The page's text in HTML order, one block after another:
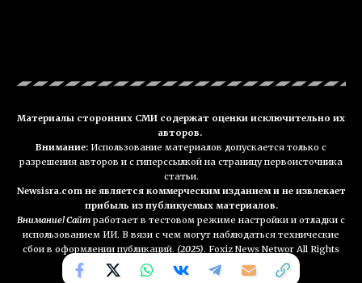
Материалы сторонних СМИ содержат оценки исключительно их
авторов.
Внимание: Использование материалов допускается только с
разрешения авторов и с гиперссылкой на страницу первоисточника
статьи.
Newsisra.com не является коммерческим изданием и не извлекает
прибыль из публикуемых материалов.
Внимание! Сайт работает в тестовом режиме настройки и отладки с
использованием ИИ. В вязи с чем могут наблюдаться технические
сбои в оформлении публикаций. (2025). Foxiz News Networ All Rights
Reserved. NEWSisra.com